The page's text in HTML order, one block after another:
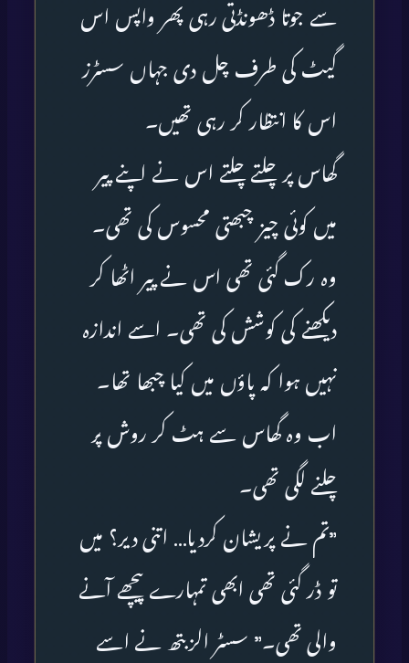
سے جوتا ڈھونڈتی رہی پھر واپس اس
گیٹ کی طرف چل دی جہاں سسٹرز
اس کا انتظار کر رہی تھیں۔
گھاس پر چلتے چلتے اس نے اپنے پیر
میں کوئی چیز چبھتی محسوس کی تھی۔
وہ رک گئی تھی اس نے پیر اٹھا کر
دیکھنے کی کوشش کی تھی۔ اسے اندازہ
نہیں ہوا کہ پاؤں میں کیا چبھا تھا۔
اب وہ گھاس سے ہٹ کر روش پر
چلنے لگی تھی۔
”تم نے پریشان کردیا… اتنی دیر؟ میں
تو ڈر گئی تھی ابھی تمہارے پیچھے آنے
والی تھی۔” سسٹر الزبتھ نے اسے